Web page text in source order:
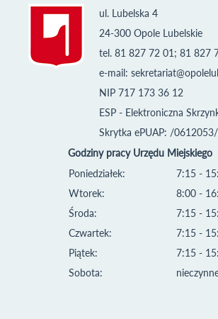
ul. Lubelska 4
24-300 Opole Lubelskie
tel. 81 827 72 01; 81 827
e-mail:
NIP 717 173 36 12
ESP - Elektroniczna
Skrytka ePUAP: /
Godziny pracy Urzędu Miejskiego
Poniedziałek:
Wtorek:
Środa:
Czwartek:
Piątek:
Sobota:
7:15 -
8:00 -
7:15 -
7:15 -
7:15 -